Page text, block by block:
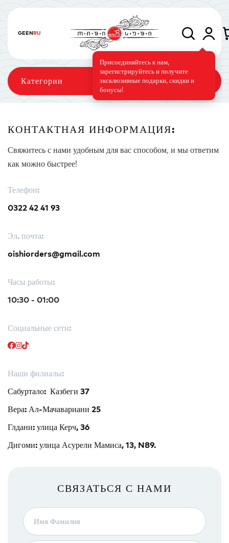
GEENRU
Присоединяйтесь к нам,
зарегистрируйтесь и получите
эксклюзивные подарки, скидки и
бонусы!
Категории
Суши-торт
КОНТАКТНАЯ ИНФОРМАЦИЯ:
Свяжитесь с нами удобным для вас способом, и мы ответим
как можно быстрее!
Телефон:
0322 42 41 93
Эл. почта:
oishiorders@gmail.com
Часы работы:
10:30 - 01:00
Социальные сети:
Наши филиалы:
Сабуртало: Казбеги 37
Вера: Ал-Мачавариани 25
Глдани: улица Керч, 36
Дигоми: улица Асурели Мамиса, 13, N89.
СВЯЗАТЬСЯ С НАМИ